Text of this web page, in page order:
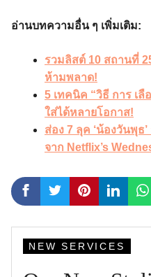
อ่านบทความอื่น ๆ เพิ่มเติม:
รวมลิสต์ 10 สถานที่
ห้ามพลาด!
5 เทคนิค “วิธี การ เ
ใส่ได้หลายโอกาส!
ส่อง 7 ลุค ‘น้องวันพุธ
จาก Netflix’s
NEW SERVICES